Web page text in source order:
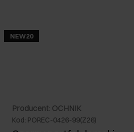
NEW20
Producent: OCHNIK
Kod: POREC-0426-99(Z26)